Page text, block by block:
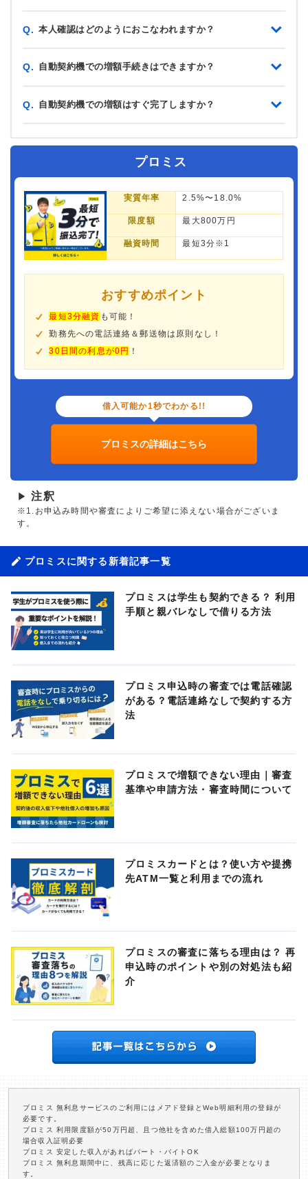
Q. 本人確認はどのようにおこなわれますか？
Q. 自動契約機での増額手続きはできますか？
Q. 自動契約機での増額はすぐ完了しますか？
プロミス
実質年率 2.5%〜18.0%
限度額 最大800万円
融資時間 最短3分※1
おすすめポイント
最短3分融資 も可能！
勤務先への電話連絡＆郵送物は原則なし！
30日間の利息が0円 ！
借入可能か1秒でわかる!!
プロミスの詳細はこちら
▶ 注釈
※1.お申込み時間や審査によりご希望に添えない場合がございま
す。
プロミスに関する新着記事一覧
プロミスは学生も契約できる？ 利用
手順と親バレなしで借りる方法
プロミス申込時の審査では電話確認
がある？電話連絡なしで契約する方
法
プロミスで増額できない理由｜審査
基準や申請方法・審査時間について
プロミスカードとは？使い方や提携
先ATM一覧と利用までの流れ
プロミスの審査に落ちる理由は？ 再
申込時のポイントや別の対処法も紹
介
プロミス 無利息サービスのご利用にはメアド登録とWeb明細利用の登録が
必要です。
プロミス 利用限度額が50万円超、且つ他社を含めた借入総額100万円超の
場合収入証明必要
プロミス 安定した収入があればパート・バイトOK
プロミス 無利息期間中に、残高に応じた返済額のご入金が必要となりま
す。